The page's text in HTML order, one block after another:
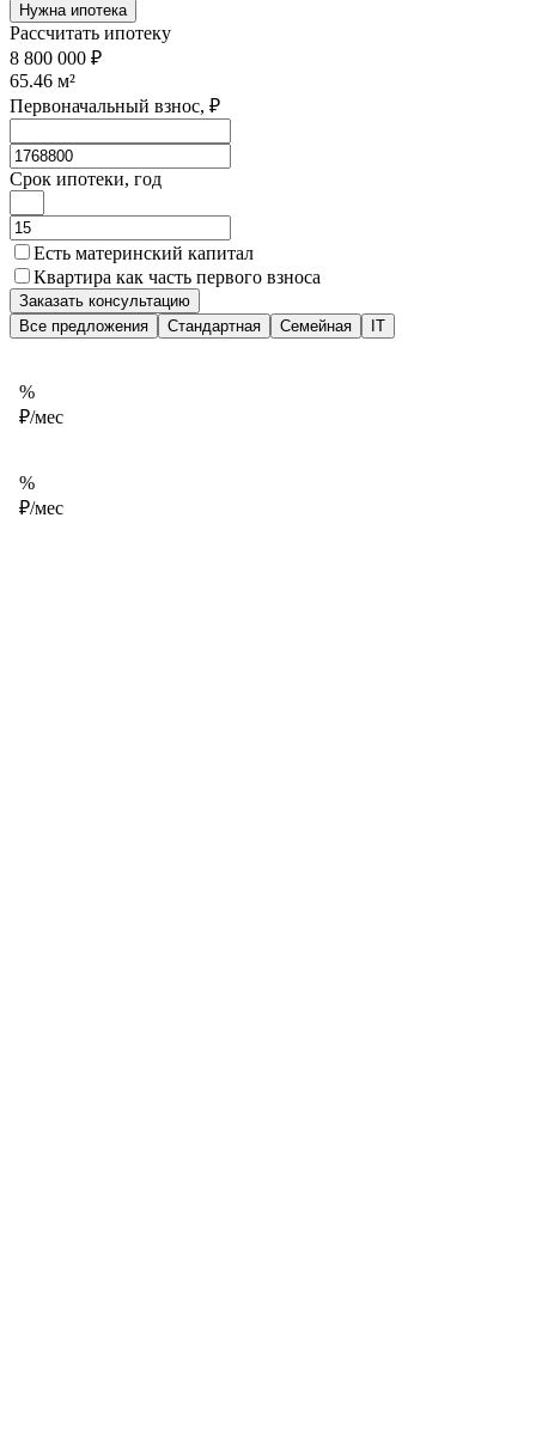
Нужна ипотека
Рассчитать ипотеку
8 800 000 ₽
65.46 м²
Первоначальный взнос, ₽
Срок ипотеки, год
Есть материнский капитал
Квартира как часть первого взноса
Заказать консультацию
Все предложения
Стандартная Семейная IT
%
₽/мес
%
₽/мес